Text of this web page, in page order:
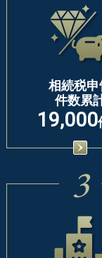
相続税申
件数累
19,000
3